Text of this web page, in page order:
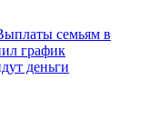
семьям в
график
деньги